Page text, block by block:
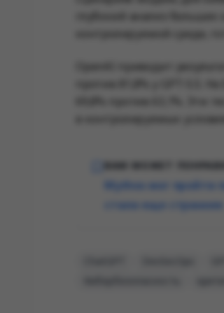
глубокий анализ
контролируемой среде,
OpenAI приводит
против 81,8% у GPT-5.5.
69,8% против 63,1%. Эти
в контролируемых
ВАМ МОЖЕТ
Mythos мог
стала еще страннее